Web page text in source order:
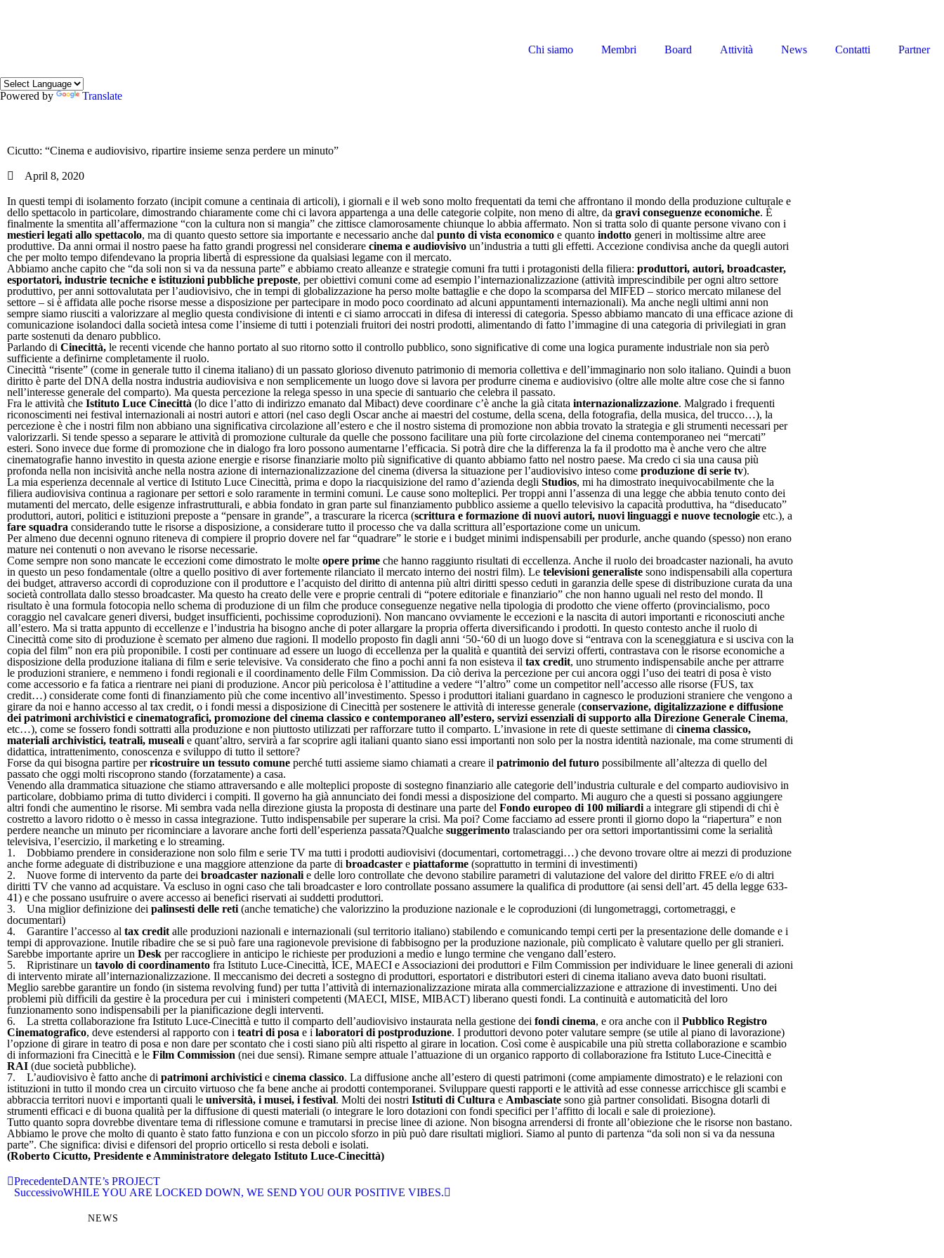
Chi siamo Membri Board Attività News Contatti Partner
Powered by Translate
Cicutto: “Cinema e audiovisivo, ripartire insieme senza perdere un minuto”
April 8, 2020
In questi tempi di isolamento forzato (incipit comune a centinaia di articoli), i giornali e il web sono molto frequentati da temi che affrontano il mondo della produzione culturale e
dello spettacolo in particolare, dimostrando chiaramente come chi ci lavora appartenga a una delle categorie colpite, non meno di altre, da gravi conseguenze economiche. È
finalmente la smentita all’affermazione “con la cultura non si mangia” che zittisce clamorosamente chiunque lo abbia affermato. Non si tratta solo di quante persone vivano con i
mestieri legati allo spettacolo, ma di quanto questo settore sia importante e necessario anche dal punto di vista economico e quanto indotto generi in moltissime altre aree
produttive. Da anni ormai il nostro paese ha fatto grandi progressi nel considerare cinema e audiovisivo un’industria a tutti gli effetti. Accezione condivisa anche da quegli autori
che per molto tempo difendevano la propria libertà di espressione da qualsiasi legame con il mercato.
Abbiamo anche capito che “da soli non si va da nessuna parte” e abbiamo creato alleanze e strategie comuni fra tutti i protagonisti della filiera: produttori, autori, broadcaster,
esportatori, industrie tecniche e istituzioni pubbliche preposte, per obiettivi comuni come ad esempio l’internazionalizzazione (attività imprescindibile per ogni altro settore
produttivo, per anni sottovalutata per l’audiovisivo, che in tempi di globalizzazione ha perso molte battaglie e che dopo la scomparsa del MIFED – storico mercato milanese del
settore – si è affidata alle poche risorse messe a disposizione per partecipare in modo poco coordinato ad alcuni appuntamenti internazionali). Ma anche negli ultimi anni non
sempre siamo riusciti a valorizzare al meglio questa condivisione di intenti e ci siamo arroccati in difesa di interessi di categoria. Spesso abbiamo mancato di una efficace azione di
comunicazione isolandoci dalla società intesa come l’insieme di tutti i potenziali fruitori dei nostri prodotti, alimentando di fatto l’immagine di una categoria di privilegiati in gran
parte sostenuti da denaro pubblico.
Parlando di Cinecittà, le recenti vicende che hanno portato al suo ritorno sotto il controllo pubblico, sono significative di come una logica puramente industriale non sia però
sufficiente a definirne completamente il ruolo.
Cinecittà “risente” (come in generale tutto il cinema italiano) di un passato glorioso divenuto patrimonio di memoria collettiva e dell’immaginario non solo italiano. Quindi a buon
diritto è parte del DNA della nostra industria audiovisiva e non semplicemente un luogo dove si lavora per produrre cinema e audiovisivo (oltre alle molte altre cose che si fanno
nell’interesse generale del comparto). Ma questa percezione la relega spesso in una specie di santuario che celebra il passato.
Fra le attività che Istituto Luce Cinecittà (lo dice l’atto di indirizzo emanato dal Mibact) deve coordinare c’è anche la già citata internazionalizzazione. Malgrado i frequenti
riconoscimenti nei festival internazionali ai nostri autori e attori (nel caso degli Oscar anche ai maestri del costume, della scena, della fotografia, della musica, del trucco…), la
percezione è che i nostri film non abbiano una significativa circolazione all’estero e che il nostro sistema di promozione non abbia trovato la strategia e gli strumenti necessari per
valorizzarli. Si tende spesso a separare le attività di promozione culturale da quelle che possono facilitare una più forte circolazione del cinema contemporaneo nei “mercati”
esteri. Sono invece due forme di promozione che in dialogo fra loro possono aumentarne l’efficacia. Si potrà dire che la differenza la fa il prodotto ma è anche vero che altre
cinematografie hanno investito in questa azione energie e risorse finanziarie molto più significative di quanto abbiamo fatto nel nostro paese. Ma credo ci sia una causa più
profonda nella non incisività anche nella nostra azione di internazionalizzazione del cinema (diversa la situazione per l’audiovisivo inteso come produzione di serie tv).
La mia esperienza decennale al vertice di Istituto Luce Cinecittà, prima e dopo la riacquisizione del ramo d’azienda degli Studios, mi ha dimostrato inequivocabilmente che la
filiera audiovisiva continua a ragionare per settori e solo raramente in termini comuni. Le cause sono molteplici. Per troppi anni l’assenza di una legge che abbia tenuto conto dei
mutamenti del mercato, delle esigenze infrastrutturali, e abbia fondato in gran parte sul finanziamento pubblico assieme a quello televisivo la capacità produttiva, ha “diseducato”
produttori, autori, politici e istituzioni preposte a “pensare in grande”, a trascurare la ricerca (scrittura e formazione di nuovi autori, nuovi linguaggi e nuove tecnologie etc.), a
fare squadra considerando tutte le risorse a disposizione, a considerare tutto il processo che va dalla scrittura all’esportazione come un unicum.
Per almeno due decenni ognuno riteneva di compiere il proprio dovere nel far “quadrare” le storie e i budget minimi indispensabili per produrle, anche quando (spesso) non erano
mature nei contenuti o non avevano le risorse necessarie.
Come sempre non sono mancate le eccezioni come dimostrato le molte opere prime che hanno raggiunto risultati di eccellenza. Anche il ruolo dei broadcaster nazionali, ha avuto
in questo un peso fondamentale (oltre a quello positivo di aver fortemente rilanciato il mercato interno dei nostri film). Le televisioni generaliste sono indispensabili alla copertura
dei budget, attraverso accordi di coproduzione con il produttore e l’acquisto del diritto di antenna più altri diritti spesso ceduti in garanzia delle spese di distribuzione curata da una
società controllata dallo stesso broadcaster. Ma questo ha creato delle vere e proprie centrali di “potere editoriale e finanziario” che non hanno uguali nel resto del mondo. Il
risultato è una formula fotocopia nello schema di produzione di un film che produce conseguenze negative nella tipologia di prodotto che viene offerto (provincialismo, poco
coraggio nel cavalcare generi diversi, budget insufficienti, pochissime coproduzioni). Non mancano ovviamente le eccezioni e la nascita di autori importanti e riconosciuti anche
all’estero. Ma si tratta appunto di eccellenze e l’industria ha bisogno anche di poter allargare la propria offerta diversificando i prodotti. In questo contesto anche il ruolo di
Cinecittà come sito di produzione è scemato per almeno due ragioni. Il modello proposto fin dagli anni ‘50-‘60 di un luogo dove si “entrava con la sceneggiatura e si usciva con la
copia del film” non era più proponibile. I costi per continuare ad essere un luogo di eccellenza per la qualità e quantità dei servizi offerti, contrastava con le risorse economiche a
disposizione della produzione italiana di film e serie televisive. Va considerato che fino a pochi anni fa non esisteva il tax credit, uno strumento indispensabile anche per attrarre
le produzioni straniere, e nemmeno i fondi regionali e il coordinamento delle Film Commission. Da ciò deriva la percezione per cui ancora oggi l’uso dei teatri di posa è visto
come accessorio e fa fatica a rientrare nei piani di produzione. Ancor più pericolosa è l’attitudine a vedere “l’altro” come un competitor nell’accesso alle risorse (FUS, tax
credit…) considerate come fonti di finanziamento più che come incentivo all’investimento. Spesso i produttori italiani guardano in cagnesco le produzioni straniere che vengono a
girare da noi e hanno accesso al tax credit, o i fondi messi a disposizione di Cinecittà per sostenere le attività di interesse generale (conservazione, digitalizzazione e diffusione
dei patrimoni archivistici e cinematografici, promozione del cinema classico e contemporaneo all’estero, servizi essenziali di supporto alla Direzione Generale Cinema,
etc…), come se fossero fondi sottratti alla produzione e non piuttosto utilizzati per rafforzare tutto il comparto. L’invasione in rete di queste settimane di cinema classico,
materiali archivistici, teatrali, museali e quant’altro, servirà a far scoprire agli italiani quanto siano essi importanti non solo per la nostra identità nazionale, ma come strumenti di
didattica, intrattenimento, conoscenza e sviluppo di tutto il settore?
Forse da qui bisogna partire perricostruire un tessuto comune perché tutti assieme siamo chiamati a creare il patrimonio del futuro possibilmente all’altezza di quello del
passato che oggi molti riscoprono stando (forzatamente) a casa.
Venendo alla drammatica situazione che stiamo attraversando e alle molteplici proposte di sostegno finanziario alle categorie dell’industria culturale e del comparto audiovisivo in
particolare, dobbiamo prima di tutto dividerci i compiti. Il governo ha già annunciato dei fondi messi a disposizione del comparto. Mi auguro che a questi si possano aggiungere
altri fondi che aumentino le risorse. Mi sembra vada nella direzione giusta la proposta di destinare una parte del Fondo europeo di 100 miliardi a integrare gli stipendi di chi è
costretto a lavoro ridotto o è messo in cassa integrazione. Tutto indispensabile per superare la crisi. Ma poi? Come facciamo ad essere pronti il giorno dopo la “riapertura” e non
perdere neanche un minuto per ricominciare a lavorare anche forti dell’esperienza passata?Qualche suggerimento tralasciando per ora settori importantissimi come la serialità
televisiva, l’esercizio, il marketing e lo streaming.
1. Dobbiamo prendere in considerazione non solo film e serie TV ma tutti i prodotti audiovisivi (documentari, cortometraggi…) che devono trovare oltre ai mezzi di produzione
anche forme adeguate di distribuzione e una maggiore attenzione da parte di broadcaster e piattaforme (soprattutto in termini di investimenti)
2. Nuove forme di intervento da parte dei broadcaster nazionali e delle loro controllate che devono stabilire parametri di valutazione del valore del diritto FREE e/o di altri
diritti TV che vanno ad acquistare. Va escluso in ogni caso che tali broadcaster e loro controllate possano assumere la qualifica di produttore (ai sensi dell’art. 45 della legge 633-
41) e che possano usufruire o avere accesso ai benefici riservati ai suddetti produttori.
3. Una miglior definizione dei palinsesti delle reti (anche tematiche) che valorizzino la produzione nazionale e le coproduzioni (di lungometraggi, cortometraggi, e
documentari)
4. Garantire l’accesso al tax credit alle produzioni nazionali e internazionali (sul territorio italiano) stabilendo e comunicando tempi certi per la presentazione delle domande e i
tempi di approvazione. Inutile ribadire che se si può fare una ragionevole previsione di fabbisogno per la produzione nazionale, più complicato è valutare quello per gli stranieri.
Sarebbe importante aprire un Desk per raccogliere in anticipo le richieste per produzioni a medio e lungo termine che vengano dall’estero.
5. Ripristinare un tavolo di coordinamento fra Istituto Luce-Cinecittà, ICE, MAECI e Associazioni dei produttori e Film Commission per individuare le linee generali di azioni
di intervento mirate all’internazionalizzazione. Il meccanismo dei decreti a sostegno di produttori, esportatori e distributori esteri di cinema italiano aveva dato buoni risultati.
Meglio sarebbe garantire un fondo (in sistema revolving fund) per tutta l’attività di internazionalizzazione mirata alla commercializzazione e attrazione di investimenti. Uno dei
problemi più difficili da gestire è la procedura per cui i ministeri competenti (MAECI, MISE, MIBACT) liberano questi fondi. La continuità e automaticità del loro
funzionamento sono indispensabili per la pianificazione degli interventi.
6. La stretta collaborazione fra Istituto Luce-Cinecittà e tutto il comparto dell’audiovisivo instaurata nella gestione dei fondi cinema, e ora anche con il Pubblico Registro
Cinematografico, deve estendersi al rapporto con i teatri di posa e i laboratori di postproduzione. I produttori devono poter valutare sempre (se utile al piano di lavorazione)
l’opzione di girare in teatro di posa e non dare per scontato che i costi siano più alti rispetto al girare in location. Così come è auspicabile una più stretta collaborazione e scambio
di informazioni fra Cinecittà e le Film Commission (nei due sensi). Rimane sempre attuale l’attuazione di un organico rapporto di collaborazione fra Istituto Luce-Cinecittà e
RAI (due società pubbliche).
7. L’audiovisivo è fatto anche di patrimoni archivistici e cinema classico. La diffusione anche all’estero di questi patrimoni (come ampiamente dimostrato) e le relazioni con
istituzioni in tutto il mondo crea un circuito virtuoso che fa bene anche ai prodotti contemporanei. Sviluppare questi rapporti e le attività ad esse connesse arricchisce gli scambi e
abbraccia territori nuovi e importanti quali le università, i musei, i festival. Molti dei nostri Istituti di Cultura e Ambasciate sono già partner consolidati. Bisogna dotarli di
strumenti efficaci e di buona qualità per la diffusione di questi materiali (o integrare le loro dotazioni con fondi specifici per l’affitto di locali e sale di proiezione).
Tutto quanto sopra dovrebbe diventare tema di riflessione comune e tramutarsi in precise linee di azione. Non bisogna arrendersi di fronte all’obiezione che le risorse non bastano.
Abbiamo le prove che molto di quanto è stato fatto funziona e con un piccolo sforzo in più può dare risultati migliori. Siamo al punto di partenza “da soli non si va da nessuna
parte”. Che significa: divisi e difensori del proprio orticello si resta deboli e isolati.
(Roberto Cicutto, Presidente e Amministratore delegato Istituto Luce-Cinecittà)
PrecedenteDANTE’s PROJECT
SuccessivoWHILE YOU ARE LOCKED DOWN, WE SEND YOU OUR POSITIVE VIBES.
NEWS